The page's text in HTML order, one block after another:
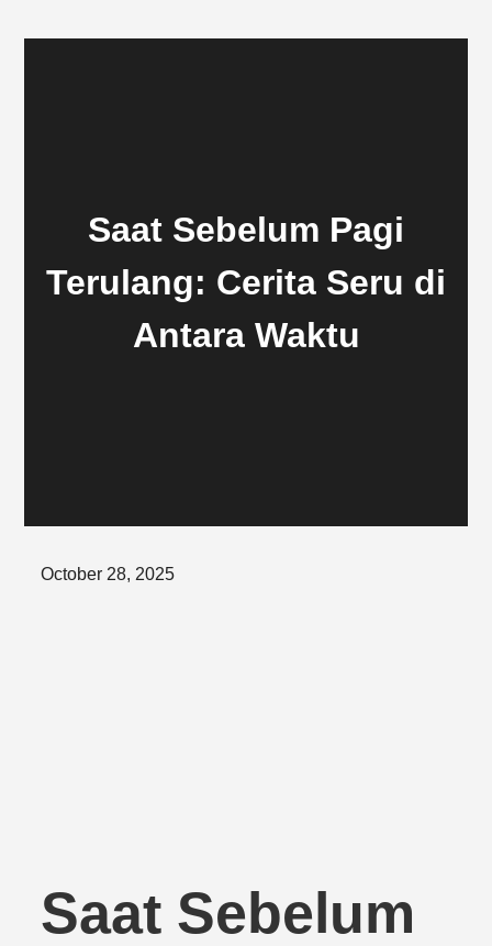
Saat Sebelum Pagi
Terulang: Cerita Seru di
Antara Waktu
Posted
October 28, 2025
Saat Sebelum